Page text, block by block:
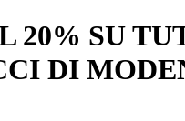
20% SU
DI